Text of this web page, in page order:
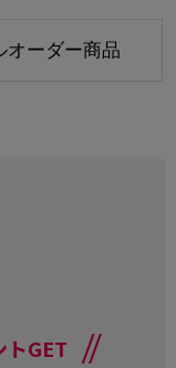
オーダー商品
トGET